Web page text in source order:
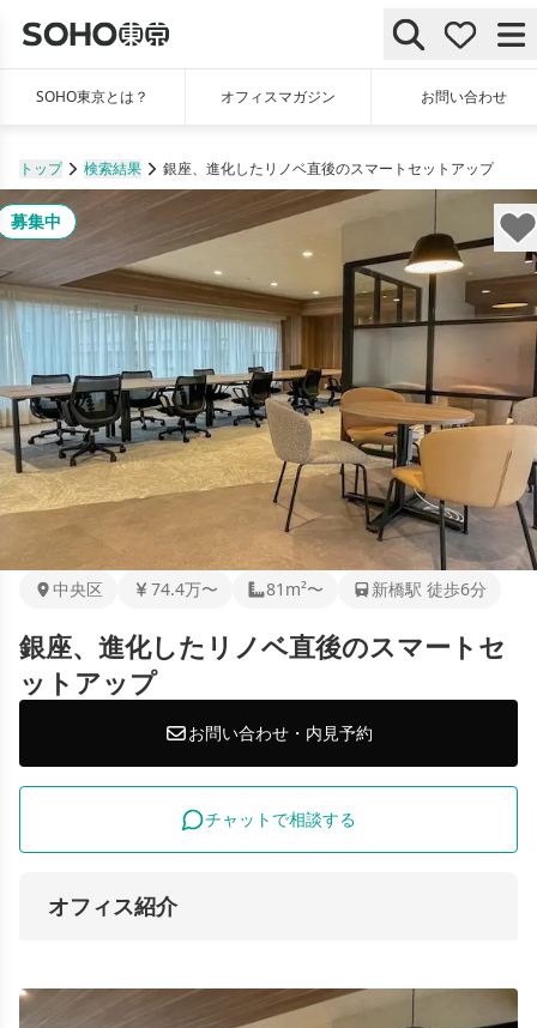
SOHO東京とは？ オフィスマガジン お問い合わせ
トップ 検索結果 銀座、進化したリノベ直後のスマートセットアップ
募集中
中央区 74.4万〜 81m²〜 新橋駅 徒歩6分
銀座、進化したリノベ直後のスマートセ
ットアップ
お問い合わせ・内見予約
チャットで相談する
オフィス紹介